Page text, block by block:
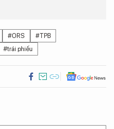
#ORS
#TPB
#trái phiếu